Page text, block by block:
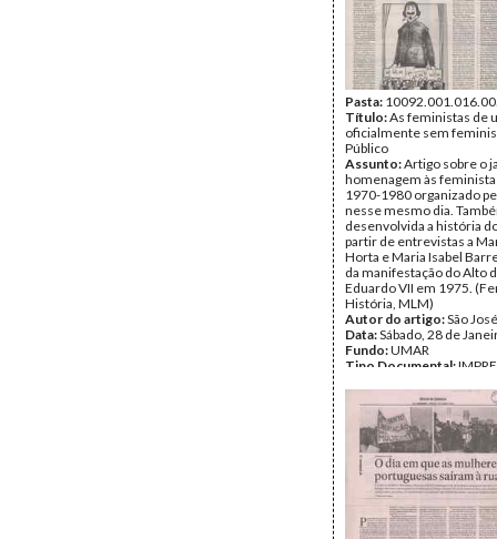
Pasta:
Título:As feministas de
oficialmente sem
Público
Assunto:Artigo sobre o
homenagem às
1970-1980 organizado
nesse mesmo dia.
desenvolvida a história
partir de entrevistas a
Horta e Maria Isabel
da manifestação do Alto
Eduardo VII em 1975.
História, MLM)
Autor do artigo:São
Data:Sábado, 28 de
Fundo:UMAR
Tipo Documental: